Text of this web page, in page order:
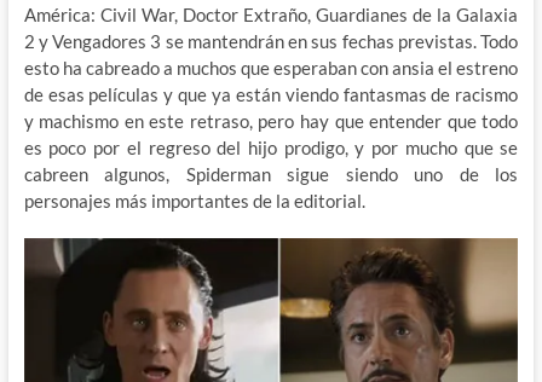
América: Civil War, Doctor Extraño, Guardianes de la Galaxia
2 y Vengadores 3 se mantendrán en sus fechas previstas. Todo
esto ha cabreado a muchos que esperaban con ansia el estreno
de esas películas y que ya están viendo fantasmas de racismo
y machismo en este retraso, pero hay que entender que todo
es poco por el regreso del hijo prodigo, y por mucho que se
cabreen algunos, Spiderman sigue siendo uno de los
personajes más importantes de la editorial.